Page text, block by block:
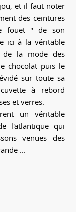
et il faut noter
des ceintures
fouet " de son
ici à la véritable
de la mode des
chocolat puis le
sur toute sa
à rebord
et verres.
un véritable
l'atlantique qui
venues des
...